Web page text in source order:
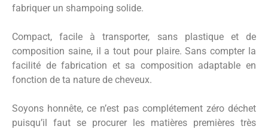
fabriquer un shampoing solide.
Compact, facile à transporter, sans plastique et de
composition saine, il a tout pour plaire. Sans compter la
facilité de fabrication et sa composition adaptable en
fonction de ta nature de cheveux.
Soyons honnête, ce n’est pas complétement zéro déchet
puisqu’il faut se procurer les matières premières très